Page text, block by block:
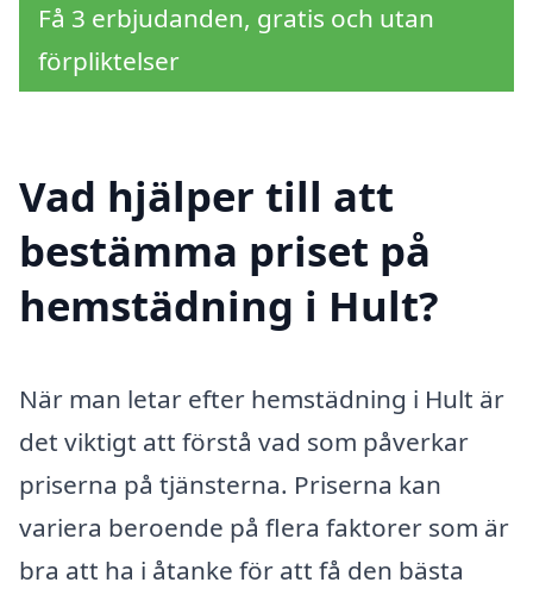
Få 3 erbjudanden, gratis och utan
förpliktelser
Vad hjälper till att
bestämma priset på
hemstädning i Hult?
När man letar efter hemstädning i Hult är
det viktigt att förstå vad som påverkar
priserna på tjänsterna. Priserna kan
variera beroende på flera faktorer som är
bra att ha i åtanke för att få den bästa